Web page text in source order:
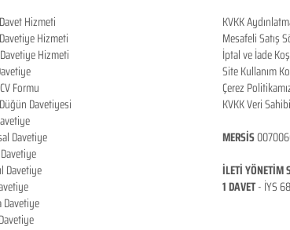
Hizmeti
Hizmeti
Hizmeti
Formu
Davetiyesi
Davetiye
Davetiye
KVKK
Mesafeli Satış
İptal ve İade
Site Kullanım
Çerez
KVKK Veri
MERSİS
İLETİ YÖNETİM
1 DAVET- İYS